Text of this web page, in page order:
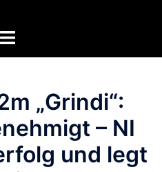
Menü
„Grindi“:
– NI
und legt